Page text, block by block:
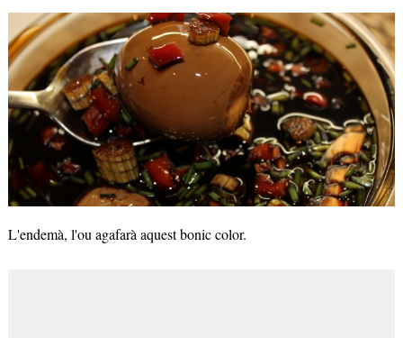
L'endemà, l'ou agafarà aquest bonic color.